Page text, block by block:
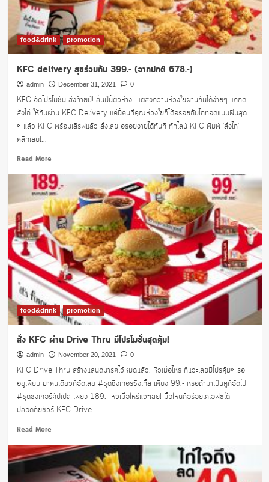
food&drink promotion
KFC delivery สุขร่วมกัน 399.- (จากปกติ 678.-)
admin December 31, 2021 0
KFC จัดโปรโมชั่น ส่งท้ายปี! สิ้นปีนี้ตัวห่าง…แต่ส่งความห่วงใยผ่านกันได้ง่ายๆ แค่กด
สั่งไก่ ให้กันผ่าน KFC Delivery แค่นี้คนที่คุณห่วงใยก็ได้อร่อยกับไก่ทอดแบบฟินสุด
ๆ แล้ว KFC พร้อมเสิร์ฟแล้ว สั่งเลย อร่อยง่ายได้ทันที ทักไลน์ KFC พิมพ์ 'สั่งไก่'
คลิกเลย!...
Read MoreRead
about
KFC
delivery
สุขร่วมกัน
399.-
(จาก
ปกติ
678.-)
food&drink promotion
สั่ง KFC ผ่าน Drive Thru มีโปรโมชั่นสุดคุ้ม!
admin November 20, 2021 0
KFC Drive Thru สร้างแลนด์มาร์คไว้หมดแล้ว! หิวเมื่อไหร่ ก็แวะเลยมีโปรคุ้มๆ รอ
อยู่เพียบ มาคนเดียวก็จัดเลย #ชุดซิงเกอร์ซิงเกิ้ล เพียง 99.- หรือถ้ามาเป็นคู่ก็จัดไป
#ชุดซิงเกอร์คัปเปิล เพียง 189.- หิวเมื่อไหร่แวะเลย! มื้อไหนก็อร่อยเคเอฟซีได้
ปลอดภัยชัวร์ KFC Drive...
Read MoreRead
about
KFC